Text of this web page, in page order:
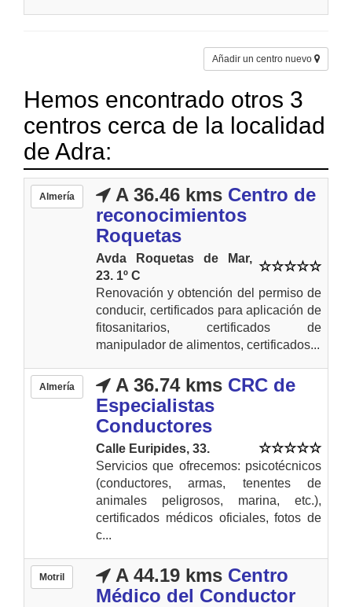
Añadir un centro nuevo
Hemos encontrado otros 3
centros cerca de la localidad
de Adra:
Almería A 36.46 kms Centro de
reconocimientos
Roquetas
Avda Roquetas de Mar,
23. 1º C
Renovación y obtención del permiso de
conducir, certificados para aplicación de
fitosanitarios, certificados de
manipulador de alimentos, certificados...
Almería A 36.74 kms CRC de
Especialistas
Conductores
Calle Euripides, 33.
Servicios que ofrecemos: psicotécnicos
(conductores, armas, tenentes de
animales peligrosos, marina, etc.),
certificados médicos oficiales, fotos de
c...
Motril A 44.19 kms Centro
Médico del Conductor